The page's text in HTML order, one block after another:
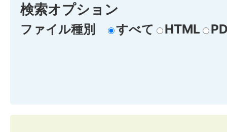
検索オプション
ファイル種別 すべて HTML